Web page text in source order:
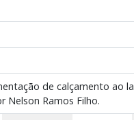
de calçamento ao
Nelson Ramos Filho.